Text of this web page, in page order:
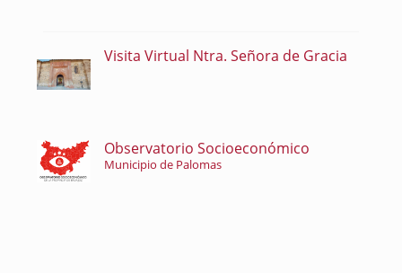
Visita Virtual Ntra. Señora de Gracia
Observatorio Socioeconómico
Municipio de Palomas